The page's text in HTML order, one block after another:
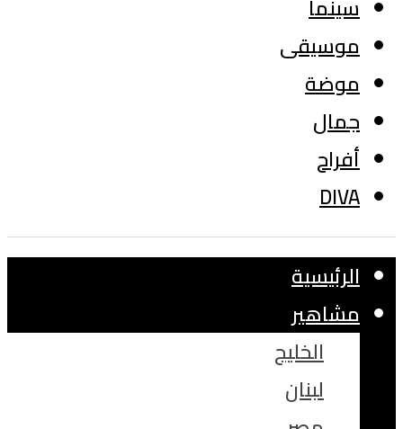
سينما
موسيقى
موضة
جمال
أفراح
DIVA
الرئيسية
مشاهير
الخليج
لبنان